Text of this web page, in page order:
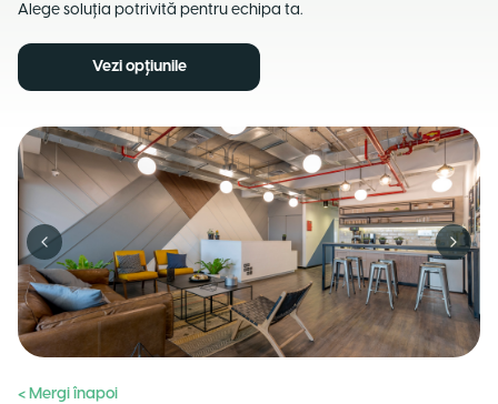
Alege soluția potrivită pentru echipa ta.
Vezi opțiunile
Previous slide Next
< Mergi înapoi